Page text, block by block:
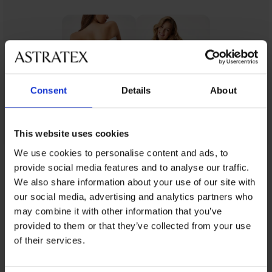
Consent Details About
This website uses cookies
We use cookies to personalise content and ads, to
provide social media features and to analyse our traffic.
We also share information about your use of our site with
our social media, advertising and analytics partners who
may combine it with other information that you’ve
provided to them or that they’ve collected from your use
of their services.
5
От същата колекция